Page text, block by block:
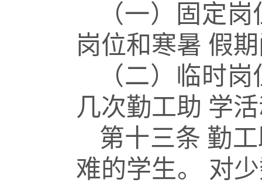
（一）固定
岗位和寒暑 假
（二）临时
几次勤工助 学
第十三条 勤
难的学生。
对